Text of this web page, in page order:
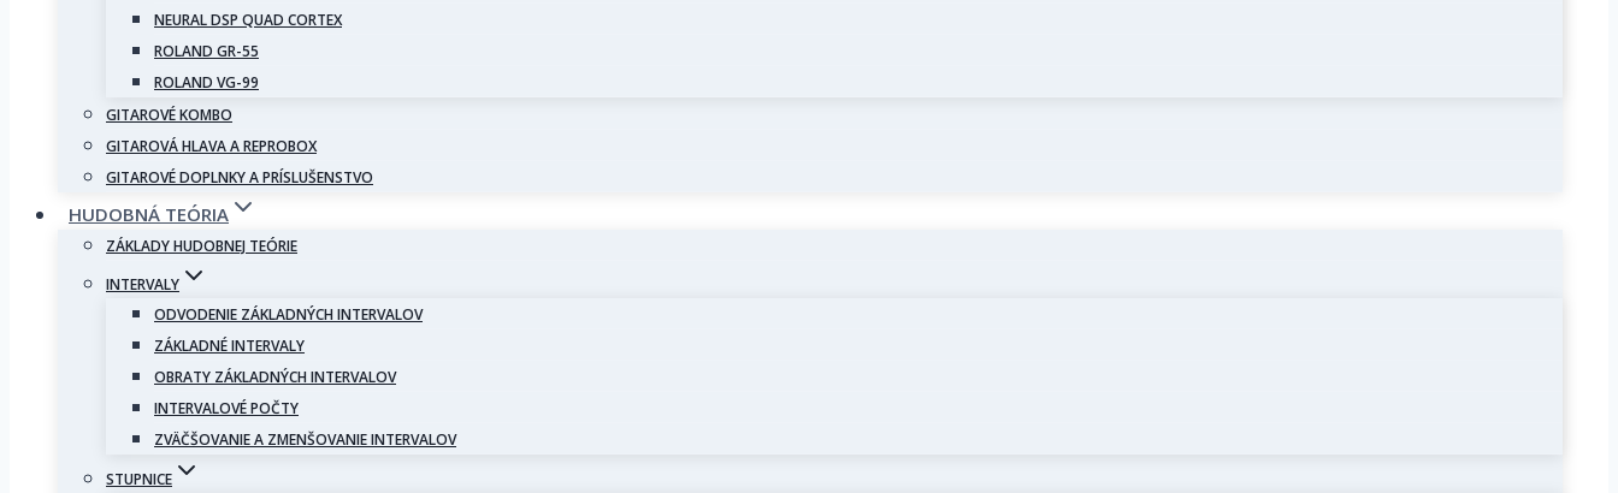
NEURAL DSP QUAD CORTEX
ROLAND GR-55
ROLAND VG-99
GITAROVÉ KOMBO
GITAROVÁ HLAVA A REPROBOX
GITAROVÉ DOPLNKY A PRÍSLUŠENSTVO
HUDOBNÁ TEÓRIA
ZÁKLADY HUDOBNEJ TEÓRIE
INTERVALY
ODVODENIE ZÁKLADNÝCH INTERVALOV
ZÁKLADNÉ INTERVALY
OBRATY ZÁKLADNÝCH INTERVALOV
INTERVALOVÉ POČTY
ZVÄČŠOVANIE A ZMENŠOVANIE INTERVALOV
STUPNICE